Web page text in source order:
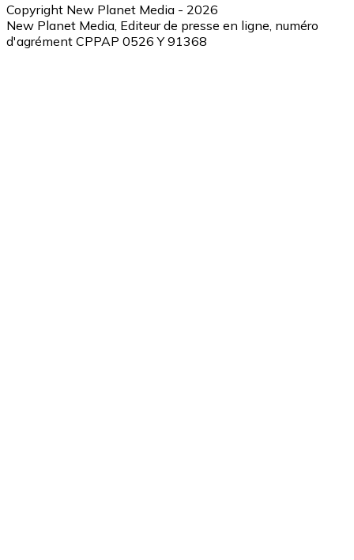
Copyright New Planet Media - 2026
New Planet Media, Editeur de presse en ligne, numéro
d'agrément CPPAP 0526 Y 91368